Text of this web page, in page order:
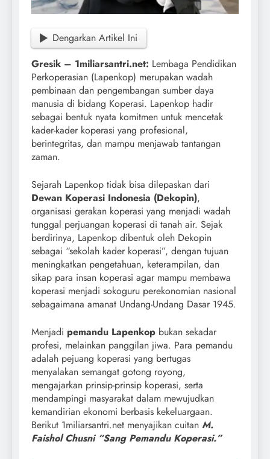
Dengarkan Artikel Ini
Gresik – 1miliarsantri.net: Lembaga Pendidikan
Perkoperasian (Lapenkop) merupakan wadah
pembinaan dan pengembangan sumber daya
manusia di bidang Koperasi. Lapenkop hadir
sebagai bentuk nyata komitmen untuk mencetak
kader-kader koperasi yang profesional,
berintegritas, dan mampu menjawab tantangan
zaman.
Sejarah Lapenkop tidak bisa dilepaskan dari
Dewan Koperasi Indonesia (Dekopin),
organisasi gerakan koperasi yang menjadi wadah
tunggal perjuangan koperasi di tanah air. Sejak
berdirinya, Lapenkop dibentuk oleh Dekopin
sebagai “sekolah kader koperasi”, dengan tujuan
meningkatkan pengetahuan, keterampilan, dan
sikap para insan koperasi agar mampu membawa
koperasi menjadi sokoguru perekonomian nasional
sebagaimana amanat Undang-Undang Dasar 1945.
Menjadi pemandu Lapenkop bukan sekadar
profesi, melainkan panggilan jiwa. Para pemandu
adalah pejuang koperasi yang bertugas
menyalakan semangat gotong royong,
mengajarkan prinsip-prinsip koperasi, serta
mendampingi masyarakat dalam mewujudkan
kemandirian ekonomi berbasis kekeluargaan.
Berikut 1miliarsantri.net menyajikan cuitan M.
Faishol Chusni “Sang Pemandu Koperasi.”